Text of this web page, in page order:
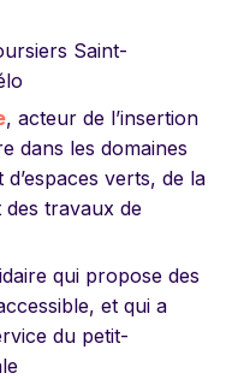
Saint-
, acteur de l’insertion
dans les domaines
verts, de la
des travaux de
qui propose des
et qui a
du petit-